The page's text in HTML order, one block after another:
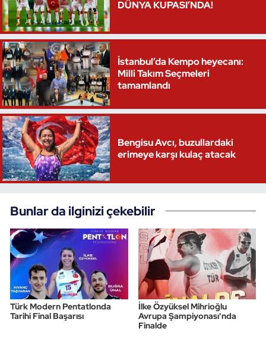
DÜNYA KUPASI’NDA!
İstanbul’da Kempo heyecanı:
Milli Takım Seçmeleri
tamamlandı
Bengisu Avcı, buzullardaki
erimeye karşı kulaç atacak
Bunlar da ilginizi çekebilir
Türk Modern Pentatlonda
Tarihi Final Başarısı
İlke Özyüksel Mihrioğlu
Avrupa Şampiyonası'nda
Finalde
Oryantiring
Özel Sporcular
Paralimpik
Ragbi
Satranç
Su Topu
Tekvando
Tenis
Triatlon
Voleybol